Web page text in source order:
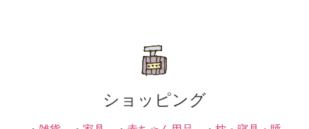
ショッピング